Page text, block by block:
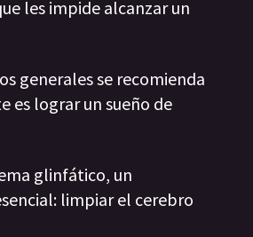
les impide alcanzar un
generales se recomienda
es lograr un sueño de
glinfático, un
limpiar el cerebro